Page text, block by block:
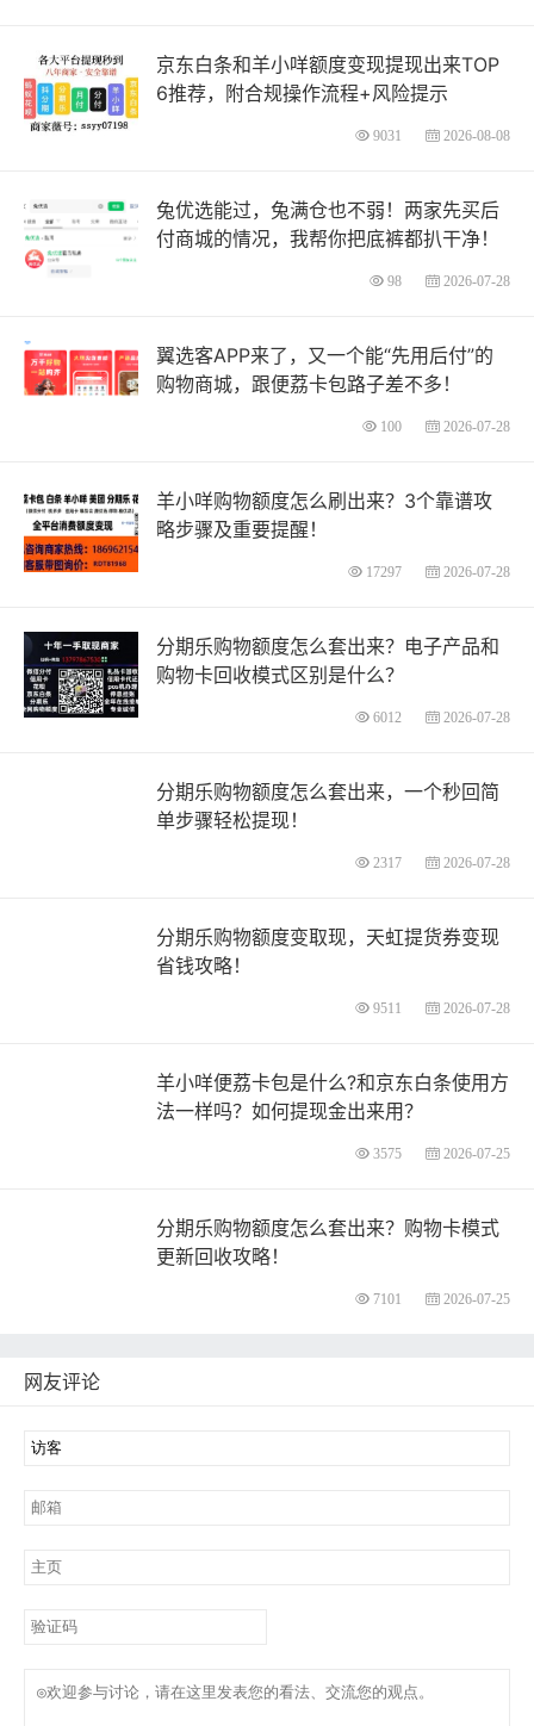
京东白条和羊小咩额度变现提现出来TOP
6推荐，附合规操作流程+风险提示
9031 2026-08-08
兔优选能过，兔满仓也不弱！两家先买后
付商城的情况，我帮你把底裤都扒干净！
98 2026-07-28
翼选客APP来了，又一个能“先用后付”的
购物商城，跟便荔卡包路子差不多！
100 2026-07-28
羊小咩购物额度怎么刷出来？3个靠谱攻
略步骤及重要提醒！
17297 2026-07-28
分期乐购物额度怎么套出来？电子产品和
购物卡回收模式区别是什么？
6012 2026-07-28
分期乐购物额度怎么套出来，一个秒回简
单步骤轻松提现！
2317 2026-07-28
分期乐购物额度变取现，天虹提货券变现
省钱攻略！
9511 2026-07-28
羊小咩便荔卡包是什么?和京东白条使用方
法一样吗？如何提现金出来用？
3575 2026-07-25
分期乐购物额度怎么套出来？购物卡模式
更新回收攻略！
7101 2026-07-25
网友评论